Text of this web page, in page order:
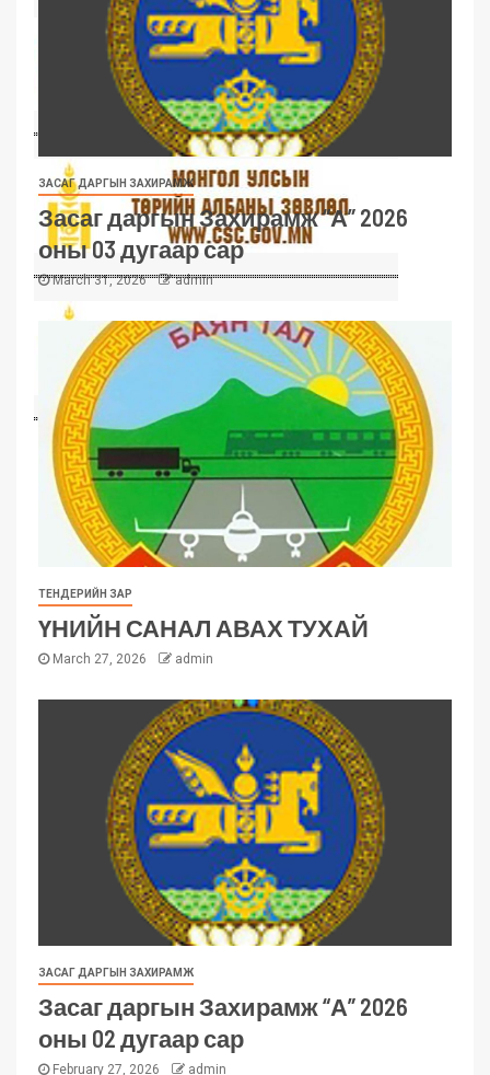
ЗАСАГ ДАРГЫН ЗАХИРАМЖ
Засаг даргын Захирамж “А” 2026
оны 03 дугаар сар
March 31, 2026 admin
ТЕНДЕРИЙН ЗАР
ҮНИЙН САНАЛ АВАХ ТУХАЙ
March 27, 2026 admin
ЗАСАГ ДАРГЫН ЗАХИРАМЖ
Засаг даргын Захирамж “А” 2026
оны 02 дугаар сар
February 27, 2026 admin